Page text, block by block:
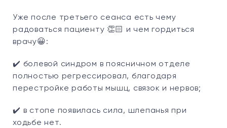
Уже после третьего сеанса есть чему
радоваться пациенту 👏🏻 и чем гордиться
врачу😀:
✔️ болевой синдром в поясничном отделе
полностью регрессировал, благодаря
перестройке работы мышц, связок и нервов;
✔️ в стопе появилась сила, шлепанья при
ходьбе нет.